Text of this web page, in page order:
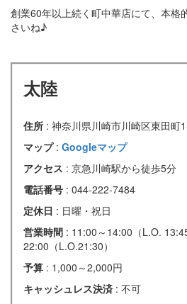
創業60年以上続く町中華店にて、本格
さいね♪
太陸
住所 : 神奈川県川崎市川崎区東田町
マップ : Googleマップ
アクセス : 京急川崎駅から徒歩5分
電話番号 : 044-222-7484
定休日 : 日曜・祝日
営業時間 : 11:00～14:00（L.O.
22:00（L.O.21:30）
予算 : 1,000～2,000円
キャッシュレス決済 : 不可